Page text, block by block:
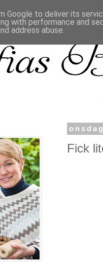
Fick
Google to deliver its
with performance and
address abuse.